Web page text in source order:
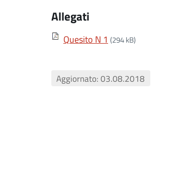
Allegati
Quesito N 1 (294 kB)
Aggiornato: 03.08.2018